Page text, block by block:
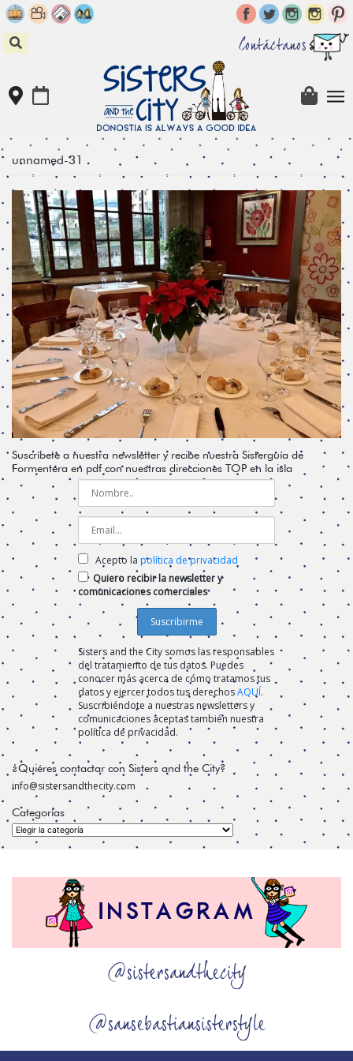
Skip
to
content
Contáctanos
unnamed-31
Suscríbete a nuestra newsletter y recibe nuestra Sisterguía de
Formentera en pdf con nuestras direcciones TOP en la isla
Acepto la política de privacidad
Quiero recibir la newsletter y
comunicaciones comerciales
Sisters and the City somos las responsables
del tratamiento de tus datos. Puedes
conocer más acerca de cómo tratamos tus
datos y ejercer todos tus derechosAQUÍ.
Suscribiéndote a nuestras newsletters y
comunicaciones aceptas también nuestra
política de privacidad.
¿Quiéres contactar con Sisters and the City?
info@sistersandthecity.com
Categorías
Categorías
@sistersandthecity
@sansebastiansisterstyle